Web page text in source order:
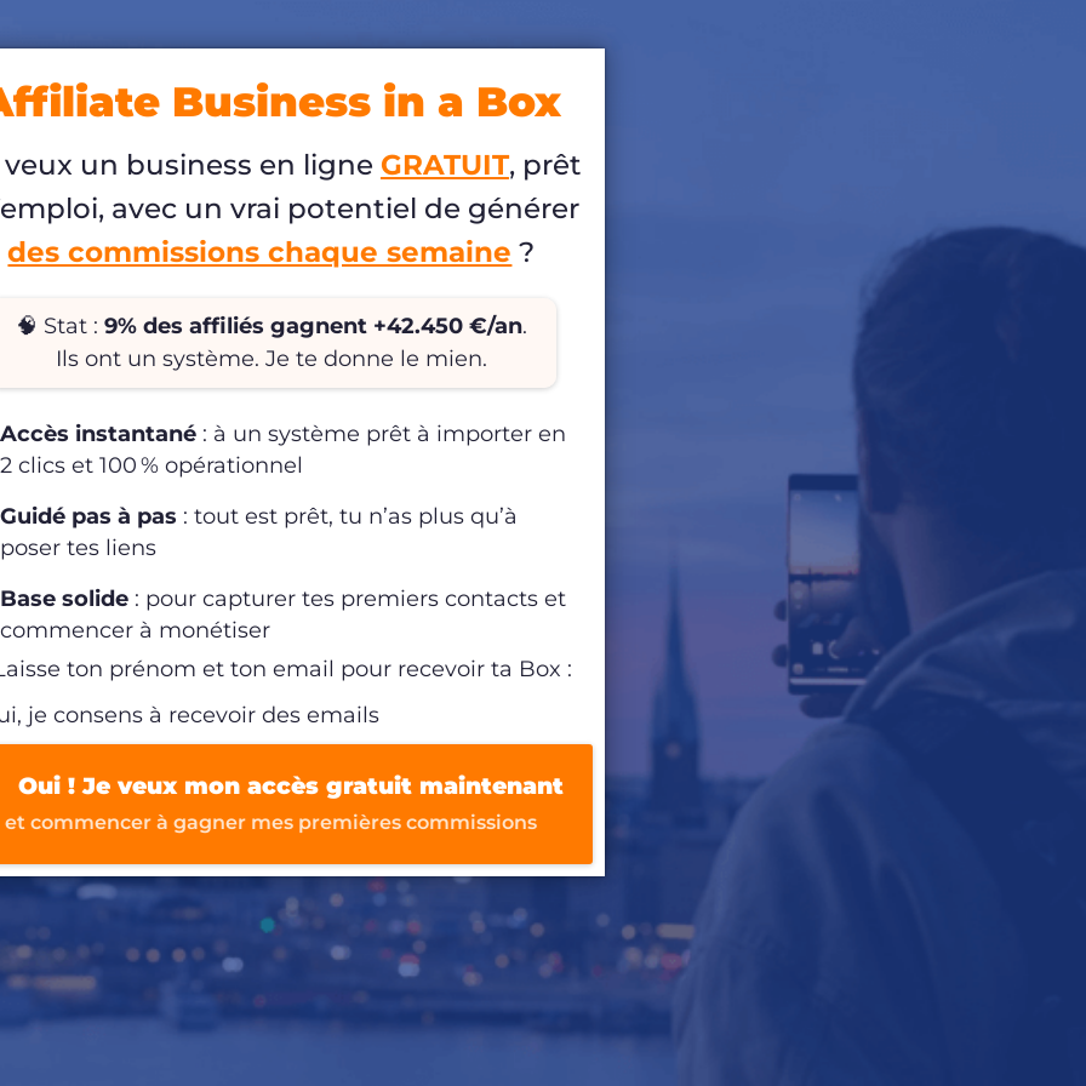
Business in a Box
veux un business en ligne GRATUIT, prêt
avec un vrai potentiel de générer
des commissions chaque semaine ?
🧠 Stat : 9% des affiliés gagnent +42.450 €/an.
Ils ont un système. Je te donne le mien.
Accès instantané : à un système prêt à importer en
2 clics et 100 % opérationnel
Guidé pas à pas : tout est prêt, tu n’as plus qu’à
poser tes liens
Base solide : pour capturer tes premiers contacts et
commencer à monétiser
ton prénom et ton email pour recevoir ta Box :
je consens à recevoir des emails
Oui ! Je veux mon accès gratuit maintenant
et commencer à gagner mes premières commissions